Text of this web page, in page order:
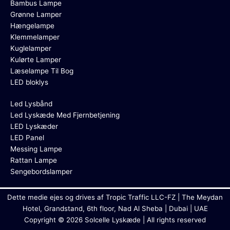
Bambus Lampe
Grønne Lamper
Hængelampe
Klemmelamper
Kuglelamper
Kulørte Lamper
Læselampe Til Bog
LED bloklys
Led Lysbånd
Led Lyskæde Med Fjernbetjening
LED Lyskæder
LED Panel
Messing Lampe
Rattan Lampe
Sengebordslamper
Dette medie ejes og drives af Tropic Traffic LLC-FZ | The Meydan
Hotel, Grandstand, 6th floor, Nad Al Sheba | Dubai | UAE
Copyright © 2026 Solcelle Lyskæde | All rights reserved